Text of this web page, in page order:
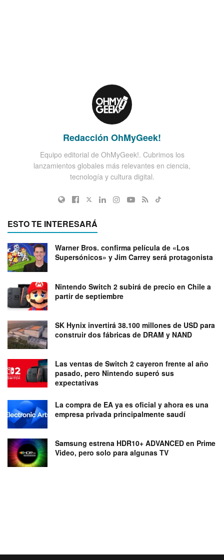
Redacción OhMyGeek!
Equipo editorial de OhMyGeek!. Cubrimos los
lanzamientos globales más relevantes en ciencia,
tecnología y cultura digital.
ESTO TE INTERESARÁ
Warner Bros. confirma película de «Los
Supersónicos» y Jim Carrey será protagonista
Nintendo Switch 2 subirá de precio en Chile a
partir de septiembre
SK Hynix invertirá 38.100 millones de USD para
construir dos fábricas de DRAM y NAND
Las ventas de Switch 2 cayeron frente al año
pasado, pero Nintendo superó sus
expectativas
La compra de EA ya es oficial y ahora es una
empresa privada principalmente saudí
Samsung estrena HDR10+ ADVANCED en Prime
Video, pero solo para algunas TV